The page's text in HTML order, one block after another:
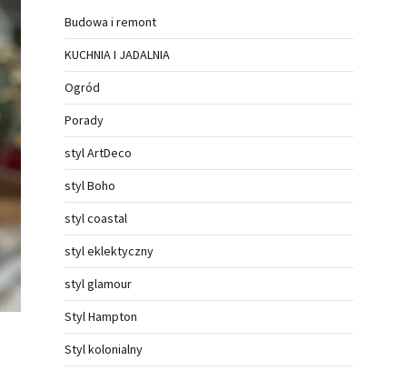
Budowa i remont
KUCHNIA I JADALNIA
Ogród
Porady
styl ArtDeco
styl Boho
styl coastal
styl eklektyczny
styl glamour
Styl Hampton
Styl kolonialny